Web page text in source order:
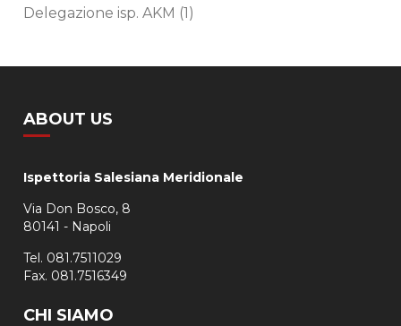
Delegazione isp. AKM (1)
ABOUT US
Ispettoria Salesiana Meridionale
Via Don Bosco, 8
80141 - Napoli
Tel. 081.7511029
Fax. 081.7516349
CHI SIAMO